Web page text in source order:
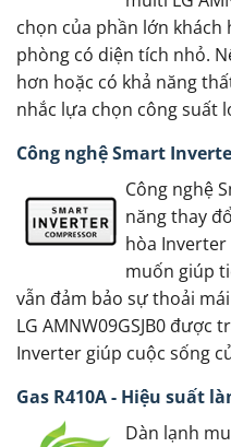
chọn của phần lớn khách
phòng có diện tích nhỏ.
hơn hoặc có khả năng
nhắc lựa chọn công suất
Công nghệ Smart
Công nghệ
năng thay
hòa
muốn giúp
vẫn đảm bảo sự thoải
LG AMNW09GSJB0 được
Inverter giúp cuộc sống
Gas R410A - Hiệu suất
Dàn lạnh